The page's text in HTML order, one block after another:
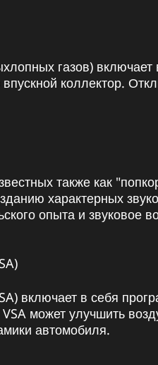
газов)
коллектор.
также как
характерных
опыта и звуковое
включает в себя
может улучшить
автомобиля.